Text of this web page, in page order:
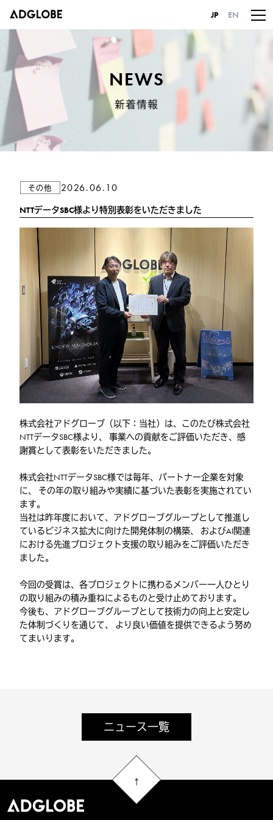
JP EN
NEWS
新着情報
その他 2026.06.10
NTTデータSBC様より特別表彰をいただきました
株式会社アドグローブ（以下：当社）は、このたび株式会社
NTTデータSBC様より、 事業への貢献をご評価いただき、感
謝賞として表彰をいただきました。
株式会社NTTデータSBC様では毎年、パートナー企業を対象
に、 その年の取り組みや実績に基づいた表彰を実施されてい
ます。
当社は昨年度において、アドグローブグループとして推進し
ているビジネス拡大に向けた開発体制の構築、 およびAI関連
における先進プロジェクト支援の取り組みをご評価いただき
ました。
今回の受賞は、各プロジェクトに携わるメンバー一人ひとり
の取り組みの積み重ねによるものと受け止めております。
今後も、アドグローブグループとして技術力の向上と安定し
た体制づくりを通じて、 より良い価値を提供できるよう努め
てまいります。
ニュース一覧